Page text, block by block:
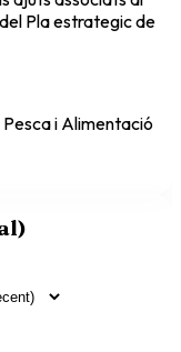
Pla estrategic de
i Alimentació